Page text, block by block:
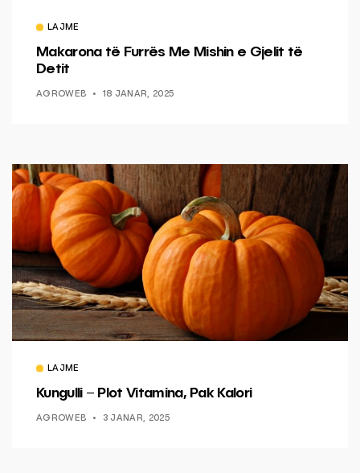
LAJME
Makarona të Furrës Me Mishin e Gjelit të
Detit
AGROWEB 18 JANAR, 2025
LAJME
Kungulli – Plot Vitamina, Pak Kalori
AGROWEB 3 JANAR, 2025